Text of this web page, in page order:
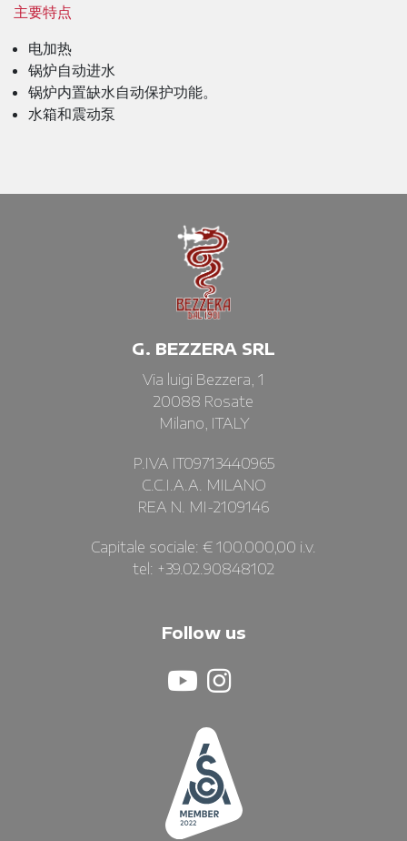
主要特点
电加热
锅炉自动进水
锅炉内置缺水自动保护功能。
水箱和震动泵
G. BEZZERA SRL
Via luigi Bezzera, 1
20088 Rosate
Milano, ITALY
P.IVA IT09713440965
C.C.I.A.A. MILANO
REA N. MI-2109146
Capitale sociale: € 100.000,00 i.v.
tel: +39.02.90848102
Follow us